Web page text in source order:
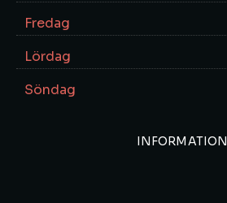
Fredag
Lördag
Söndag
INFORMATION